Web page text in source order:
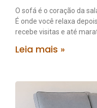
O sofá é o coração da
É onde você relaxa
recebe visitas e até
Leia mais »